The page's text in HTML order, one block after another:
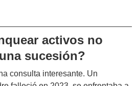
activos no
sucesión?
consulta interesante. Un